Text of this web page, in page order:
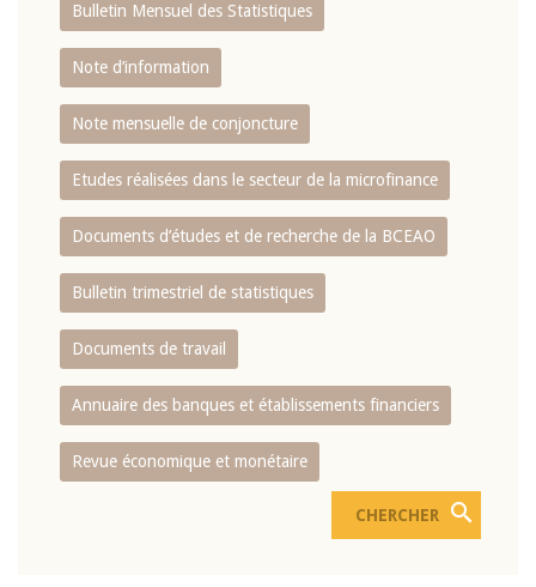
Bulletin Mensuel des Statistiques
Note d’information
Note mensuelle de conjoncture
Etudes réalisées dans le secteur de la microfinance
Documents d’études et de recherche de la BCEAO
Bulletin trimestriel de statistiques
Documents de travail
Annuaire des banques et établissements financiers
Revue économique et monétaire